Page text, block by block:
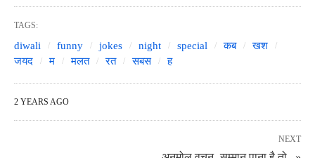
TAGS:
diwali funny jokes night special कब
खश
जयद
म मलत रत सबस ह
2 YEARS AGO
NEXT